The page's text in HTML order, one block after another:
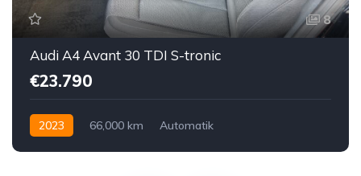
8
Audi A4 Avant 30 TDI S-tronic
€23.790
2023 66,000 km
Automatik